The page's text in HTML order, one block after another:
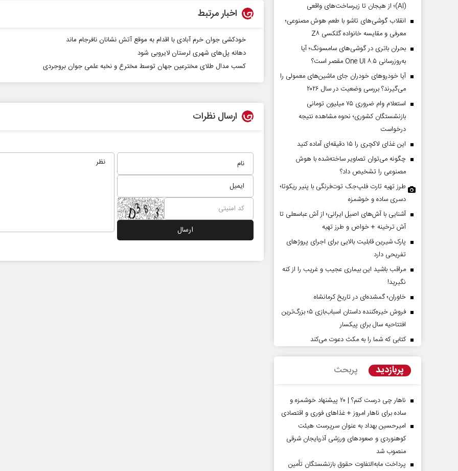
اخبار مرتبط
خودکشی جوان خرم آبادی با اقدام به موقع آتش نشانان نافرجام ماند
دهانه‌ پل‌های شهری لرستان لایروبی شود
کسب مدال طلای مخترعین جهان توسط مخترع و نخبه علمی جوان بروجردی
ارسال نظرات
(AI)؛ از هیجان تا زیرساخت‌های واقعی
انقلاب گوشی‌های تاشو‌ با طعم هوش مصنوعی؛
معرفی و مقایسه خانواده گلکسی Z۸
بحران باتری در گوشی‌های سامسونگ؛ آیا
به‌روزرسانی One UI ۸.۵ مقصر است؟
آیا خودروهای خودران جای ماشین‌های معمولی را
می‌گیرند؟ بررسی وضعیت در سال ۲۰۲۶
استعلام وام ضروری ۷۵ میلیون تومانی
بازنشستگان کشوری؛ نحوه مشاهده نتیجه
درخواست
این غذای لاکچری را ۱۵ دقیقه‌ای آماده کنید
چگونه می‌توان تصاویر ساخته‌شده با هوش
مصنوعی را تشخیص داد؟
طرز تهیه تارت فلپ‌جک توت‌فرنگی با پنیر ریکوتا؛
دسری ساده و خوشمزه
آشنایی با آش‌های اصیل ایرانی؛ از آش عباسعلی تا
آش ترخینه + خواص و طرز تهیه
پارک شیرین قابلیت‌ بالایی برای اجرای پروژهای
تفریحی دارد
مراقب باشید این بیماری عجیب و غریب را از کنه
نگیرید!
خاوران؛ گمشده‌ای در تاریخ کرمانشاه
فروش خیره‌کننده داستان اسباب‌بازی ۵؛ بزرگ‌ترین
افتتاحیه سال برای پیکسار
کتابی که شما را به مکث دعوت می‌کند
پربازدید پربحث
ناهار چی درست کنم؟ | ۲۰ پیشنهاد خوشمزه و
ساده برای ناهار امروز + غذاهای فوری و اقتصادی
امیرحسین بهداد به عنوان سرپرست هیئت
کوهنوردی و صعودهای ورزشی آذربایجان شرقی
منصوب شد
پرداخت مابه‌التفاوت حقوق بازنشستگان تأمین
- روزنامه‌نگار
چرایی عقب‌نشینی ترامپ؟
دکتر یدالله جوانی - تحلیلگر مسائل سیاسی
پشت‌پرده تهدیدات کوتاه‏‌مدت و
ادعا‌های خلاف واقع آمریکا
عباس سلیمی‌نمین - تحلیلگر مسائل سیاسی
خبرنگار، محور
رسانه
دکتر مراد عنادی - کارشناس